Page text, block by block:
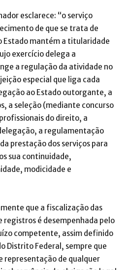
esclarece: “o serviço
de que se trata de
Estado mantém a titularidade
exercício delega a
a regulação da atividade no
especial que liga cada
ao Estado outorgante, a
a seleção (mediante concurso
do direito, a
a regulamentação
prestação dos serviços para
sua continuidade,
modicidade e
que a fiscalização das
registros é desempenhada pelo
competente, assim definido
Distrito Federal, sempre que
representação de qualquer